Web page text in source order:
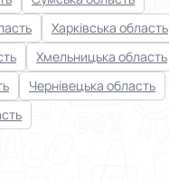
Харківська область
Хмельницька область
Чернівецька область